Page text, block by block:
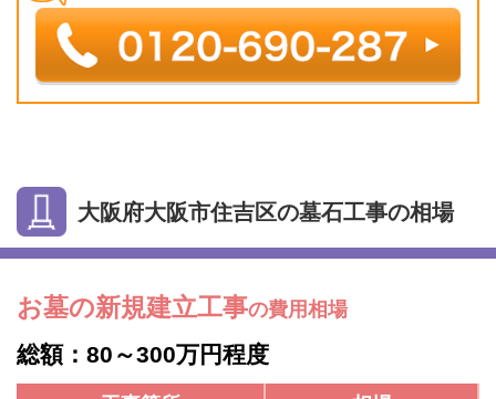
大阪府大阪市住吉区の墓石工事の相場
お墓の新規建立工事の費用相場
総額：80～300万円程度